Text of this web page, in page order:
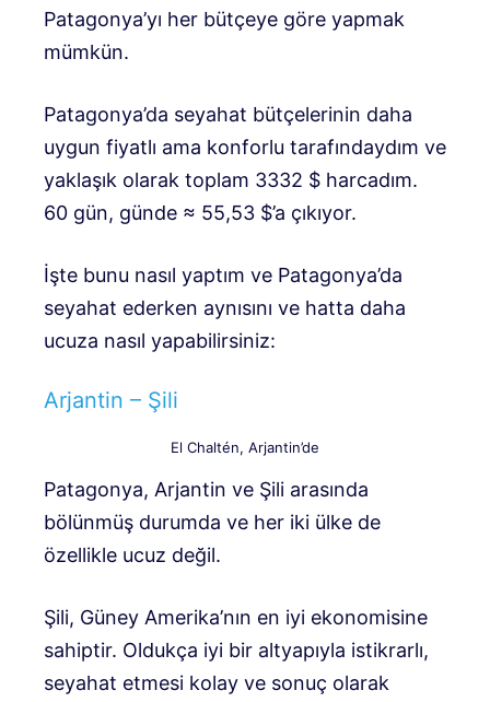
Patagonya’yı her bütçeye göre yapmak
mümkün.
Patagonya’da seyahat bütçelerinin daha
uygun fiyatlı ama konforlu tarafındaydım ve
yaklaşık olarak toplam 3332 $ harcadım.
60 gün, günde ≈ 55,53 $’a çıkıyor.
İşte bunu nasıl yaptım ve Patagonya’da
seyahat ederken aynısını ve hatta daha
ucuza nasıl yapabilirsiniz:
Arjantin – Şili
El Chaltén, Arjantin’de
Patagonya, Arjantin ve Şili arasında
bölünmüş durumda ve her iki ülke de
özellikle ucuz değil.
Şili, Güney Amerika’nın en iyi ekonomisine
sahiptir. Oldukça iyi bir altyapıyla istikrarlı,
seyahat etmesi kolay ve sonuç olarak